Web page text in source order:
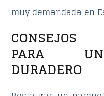
muy demandada en
CONSEJOS
PARA UN
DURADERO